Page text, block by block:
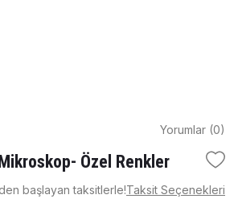
Yorumlar (0)
Özel Renkler
den başlayan taksitlerle!Taksit Seçenekleri